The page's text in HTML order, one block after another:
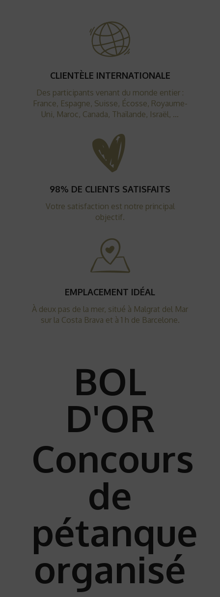
CLIENTÈLE INTERNATIONALE
Des participants venant du monde entier :
France, Espagne, Suisse, Écosse, Royaume-
Uni, Maroc, Canada, Thaïlande, Israël, …
98% DE CLIENTS SATISFAITS
Votre satisfaction est notre principal
objectif.
EMPLACEMENT IDÉAL
À deux pas de la mer, situé à Malgrat del Mar
sur la Costa Brava et à 1 h de Barcelone.
BOL
D'OR
Concours
de
pétanque
organisé